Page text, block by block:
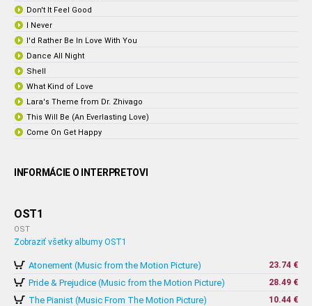
Don't It Feel Good
I Never
I'd Rather Be In Love With You
Dance All Night
Shell
What Kind of Love
Lara's Theme from Dr. Zhivago
This Will Be (An Everlasting Love)
Come On Get Happy
INFORMÁCIE O INTERPRETOVI
OST1
OST
Zobraziť všetky albumy OST1
Atonement (Music from the Motion Picture) 23.74 €
Pride & Prejudice (Music from the Motion Picture) 28.49 €
The Pianist (Music From The Motion Picture)
10.44 €